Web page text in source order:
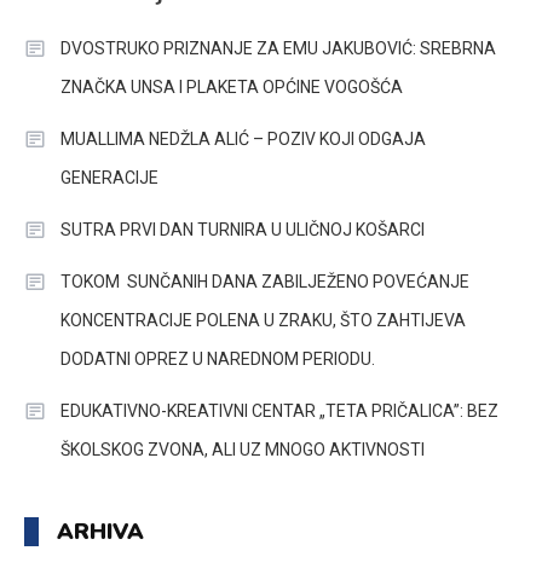
DVOSTRUKO PRIZNANJE ZA EMU JAKUBOVIĆ: SREBRNA
ZNAČKA UNSA I PLAKETA OPĆINE VOGOŠĆA
MUALLIMA NEDŽLA ALIĆ – POZIV KOJI ODGAJA
GENERACIJE
SUTRA PRVI DAN TURNIRA U ULIČNOJ KOŠARCI
TOKOM SUNČANIH DANA ZABILJEŽENO POVEĆANJE
KONCENTRACIJE POLENA U ZRAKU, ŠTO ZAHTIJEVA
DODATNI OPREZ U NAREDNOM PERIODU.
EDUKATIVNO-KREATIVNI CENTAR „TETA PRIČALICA”: BEZ
ŠKOLSKOG ZVONA, ALI UZ MNOGO AKTIVNOSTI
ARHIVA